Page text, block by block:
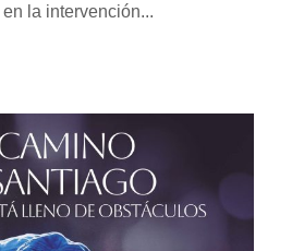
la intervención...